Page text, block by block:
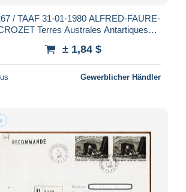
/ TAAF 31-01-1980 ALFRED-FAURE-
Terres Australes Antartiques
± 1,84 $
Gewerblicher Händler